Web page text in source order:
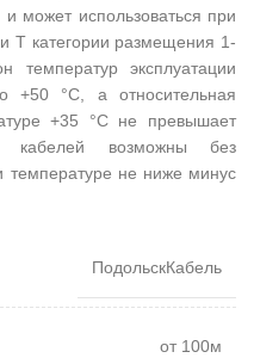
может использоваться при
Т категории размещения 1-
эксплуатации
+50 °С, а относительная
+35 °С не превышает
возможны без
температуре не ниже минус
ПодольскКабель
от 100м